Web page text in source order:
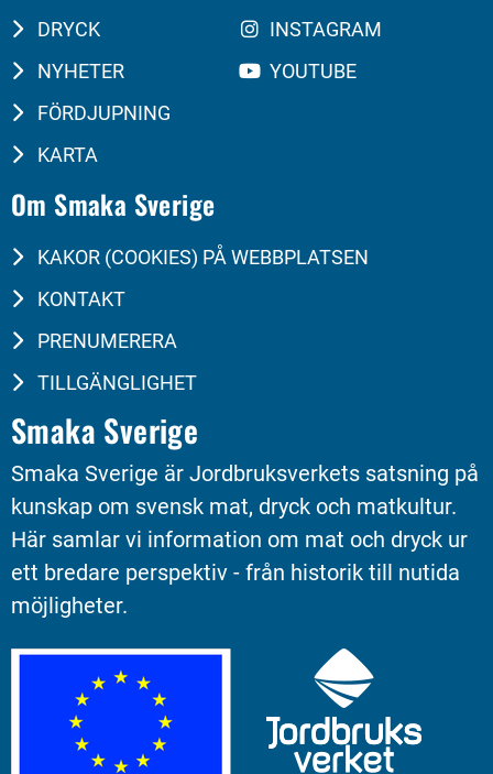
DRYCK
NYHETER
FÖRDJUPNING
KARTA
INSTAGRAM
YOUTUBE
Om Smaka Sverige
KAKOR (COOKIES) PÅ WEBBPLATSEN
KONTAKT
PRENUMERERA
TILLGÄNGLIGHET
Smaka Sverige
Smaka Sverige är Jordbruksverkets satsning på
kunskap om svensk mat, dryck och matkultur.
Här samlar vi information om mat och dryck ur
ett bredare perspektiv - från historik till nutida
möjligheter.